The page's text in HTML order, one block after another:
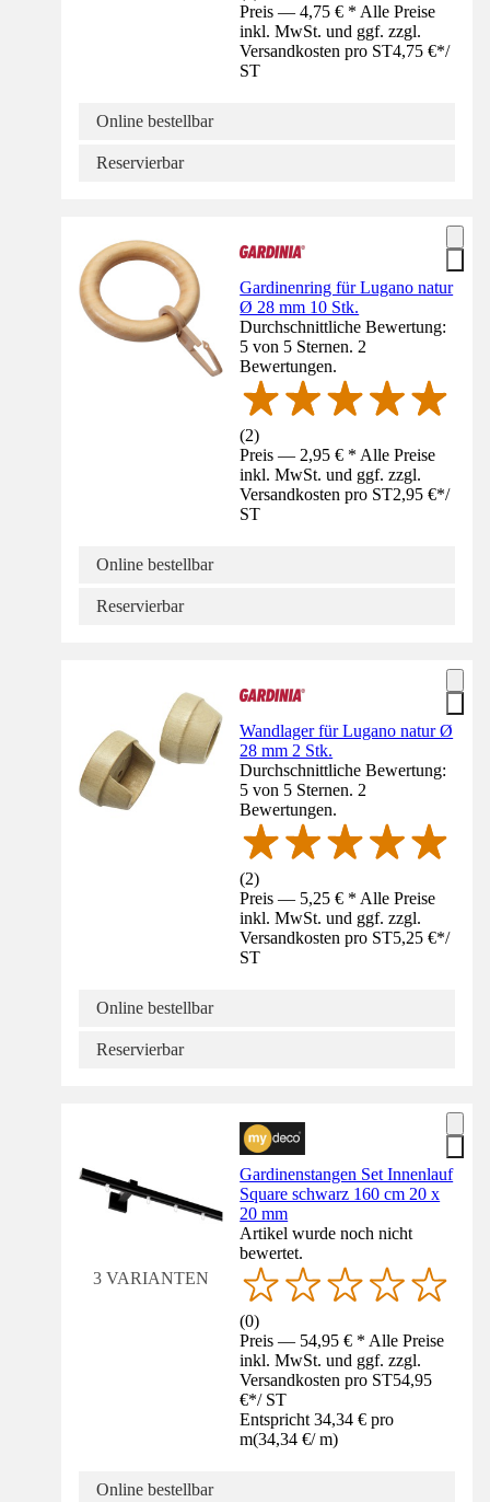
Preis — 4,75 € * Alle Preise
inkl. MwSt. und ggf. zzgl.
Versandkosten pro ST4,75 €*/
ST
Online bestellbar
Reservierbar
Gardinenring für Lugano natur
Ø 28 mm 10 Stk.
Durchschnittliche Bewertung:
5 von 5 Sternen. 2
Bewertungen.
(2)
Preis — 2,95 € * Alle Preise
inkl. MwSt. und ggf. zzgl.
Versandkosten pro ST2,95 €*/
ST
Online bestellbar
Reservierbar
Wandlager für Lugano natur Ø
28 mm 2 Stk.
Durchschnittliche Bewertung:
5 von 5 Sternen. 2
Bewertungen.
(2)
Preis — 5,25 € * Alle Preise
inkl. MwSt. und ggf. zzgl.
Versandkosten pro ST5,25 €*/
ST
Online bestellbar
Reservierbar
3 VARIANTEN
Gardinenstangen Set Innenlauf
Square schwarz 160 cm 20 x
20 mm
Artikel wurde noch nicht
bewertet.
(0)
Preis — 54,95 € * Alle Preise
inkl. MwSt. und ggf. zzgl.
Versandkosten pro ST54,95
€*/ ST
Entspricht 34,34 € pro
m(34,34 €/ m)
Online bestellbar